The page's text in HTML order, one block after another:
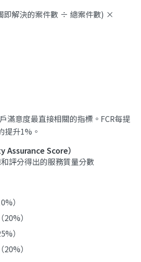
即解決的案件數 ÷ 總案件數) ×
滿意度最直接相關的指標。FCR每提
提升1%。
Assurance Score）
評分得出的服務質量分數
）
）
）
）